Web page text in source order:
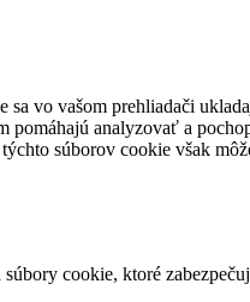
sa vo vašom prehliadači
pomáhajú analyzovať a
súborov cookie však
cookie, ktoré